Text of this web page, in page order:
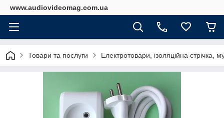
www.audiovideomag.com.ua
Товари та послуги Електротовари, ізоляційна стрічка,